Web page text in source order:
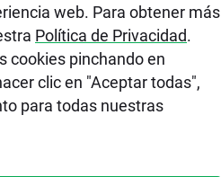
web. Para obtener más
Política de Privacidad.
cookies pinchando en
clic en "Aceptar todas",
para todas nuestras